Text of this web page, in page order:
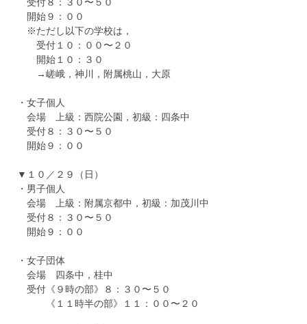
開始９：００
※ただし以下の学校は，
受付１０：００〜２０
開始１０：３０
→嵯峨，神川，附属桃山，大原
・女子個人
会場 上級：西院公園，初級：四条中
受付８：３０〜５０
開始９：００
▼１０／２９（日）
・男子個人
会場 上級：附属京都中，初級：加茂川中
受付８：３０〜５０
開始９：００
・女子団体
会場 四条中，桂中
受付《９時の部》８：３０〜５０
《１１時半の部》１１：００〜２０